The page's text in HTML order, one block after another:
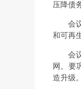
压降债
会
和可再
会
网。要
造升级